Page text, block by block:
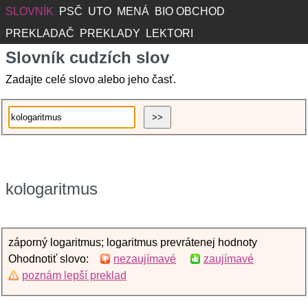
SLOVNÍK PSČ UTO MENÁ
BIO OBCHOD
PREKLADAČ
PREKLADY LEKTORI
Slovník cudzích slov
Zadajte celé slovo alebo jeho časť.
kologaritmus
záporný logaritmus; logaritmus prevrátenej hodnoty
Ohodnotiť slovo:
nezaujímavé
zaujímavé
poznám lepší preklad